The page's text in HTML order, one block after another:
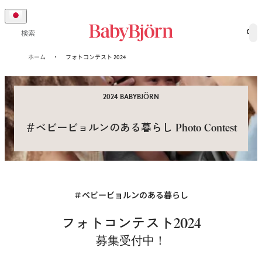
検索 0
ホーム フォトコンテスト 2024
＃ベビービョルンのある暮らし Photo Contest
2024 BABYBJÖRN
＃ベビービョルンのある暮らし
フォトコンテスト2024
募集受付中！